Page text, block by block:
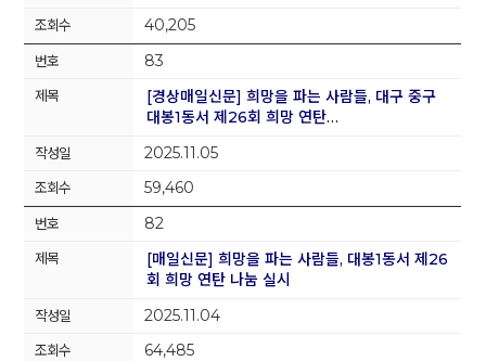
40,205
83
[경상매일신문] 희망을 파는 사람들, 대구 중구
대봉1동서 제26회 희망 연탄…
2025.11.05
59,460
82
[매일신문] 희망을 파는 사람들, 대봉1동서 제26
회 희망 연탄 나눔 실시
2025.11.04
64,485